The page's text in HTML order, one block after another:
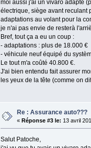
moi aussi j'ai un vivaro adapté
électrique, siège avant reculant
adaptations au volant pour la
je n'ai pas envie de resterà
Bref, tout ça a eu un coup :
- adaptations : plus de 18.000 €
- véhicule neuf équipé du
Le tout m'a coûté 40.800 €.
J'ai bien entendu fait assurer
les yeux de la tête (comme on
Re : Assurance auto???
« Réponse #3 le: 13 avril
Salut Patoche,